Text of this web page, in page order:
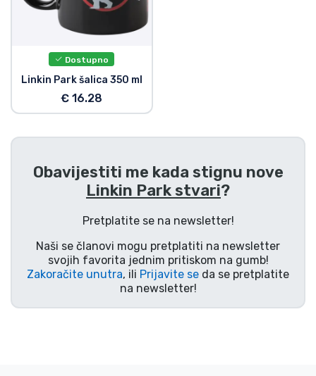
Dostupno
Linkin Park šalica 350 ml
€ 16.28
Obavijestiti me kada stignu nove
Linkin Park stvari?
Pretplatite se na newsletter!
Naši se članovi mogu pretplatiti na newsletter
svojih favorita jednim pritiskom na gumb!
Zakoračite unutra, ili Prijavite se da se pretplatite
na newsletter!
Crtani proizvodi
Anime proizvodi
Gamer proizvodi
Glazbeni proizvodi
Vrste proizvoda
Marke